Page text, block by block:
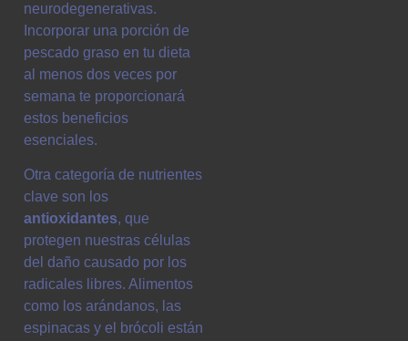
neurodegenerativas.
Incorporar una porción de
pescado graso en tu dieta
al menos dos veces por
semana te proporcionará
estos beneficios
esenciales.
Otra categoría de nutrientes
clave son los
antioxidantes, que
protegen nuestras células
del daño causado por los
radicales libres. Alimentos
como los arándanos, las
espinacas y el brócoli están